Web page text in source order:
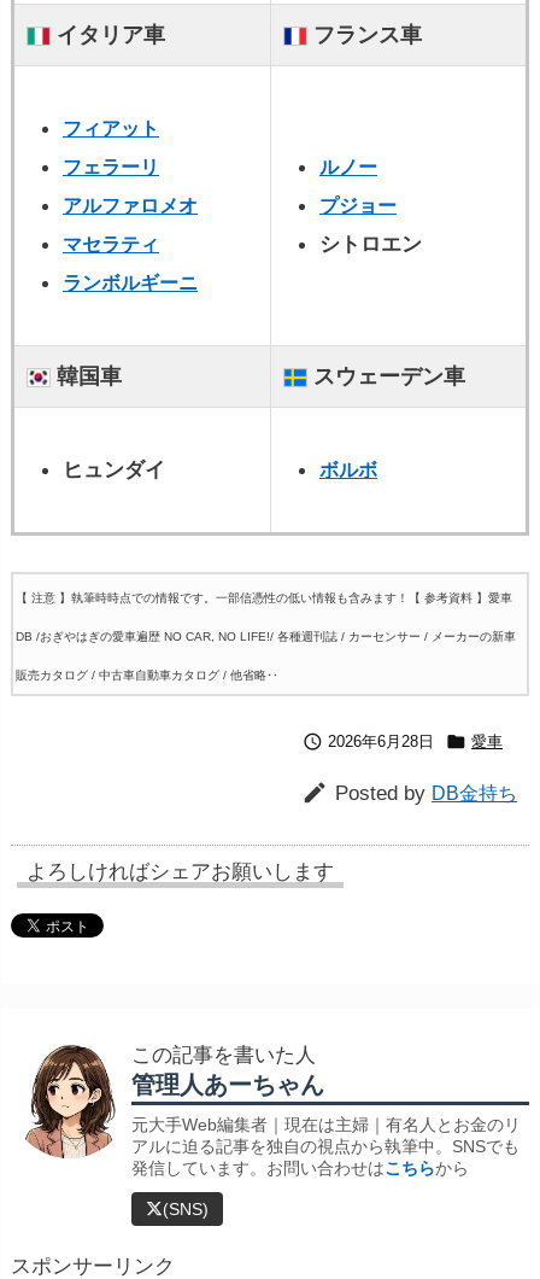
イタリア車 フランス車
フィアット
フェラーリ
アルファロメオ
マセラティ
ランボルギーニ
ルノー
プジョー
シトロエン
韓国車 スウェーデン車
ヒュンダイ ボルボ
【 注意 】執筆時時点での情報です。一部信憑性の低い情報も含みます！ 【 参考資料 】愛車
DB /おぎやはぎの愛車遍歴 NO CAR, NO LIFE!/ 各種週刊誌 / カーセンサー / メーカーの新車
販売カタログ / 中古車自動車カタログ / 他省略‥
 2026年6月28日  愛車
 Posted by DB金持ち
よろしければシェアお願いします
この記事を書いた人
管理人あーちゃん
元大手Web編集者｜現在は主婦｜有名人とお金のリ
アルに迫る記事を独自の視点から執筆中。SNSでも
発信しています。お問い合わせはこちらから
(SNS)
スポンサーリンク